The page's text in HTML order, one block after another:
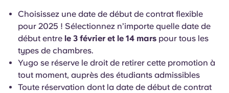
Plus Chinese Español
Català
Italian French
Choisissez une date de début de contrat flexible
pour 2025 ! Sélectionnez n’importe quelle date de
début entre le 3 février et le 14 mars pour tous les
types de chambres.
Yugo se réserve le droit de retirer cette promotion à
tout moment, auprès des étudiants admissibles
Toute réservation dont la date de début de contrat